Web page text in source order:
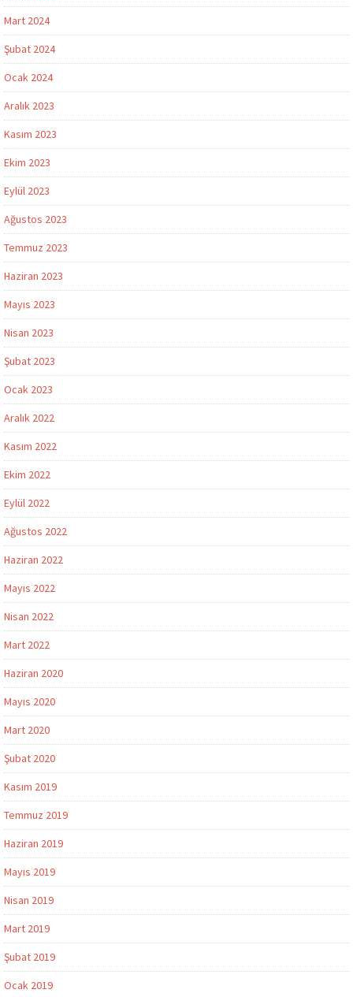
Mart 2024
Şubat 2024
Ocak 2024
Aralık 2023
Kasım 2023
Ekim 2023
Eylül 2023
Ağustos 2023
Temmuz 2023
Haziran 2023
Mayıs 2023
Nisan 2023
Şubat 2023
Ocak 2023
Aralık 2022
Kasım 2022
Ekim 2022
Eylül 2022
Ağustos 2022
Haziran 2022
Mayıs 2022
Nisan 2022
Mart 2022
Haziran 2020
Mayıs 2020
Mart 2020
Şubat 2020
Kasım 2019
Temmuz 2019
Haziran 2019
Mayıs 2019
Nisan 2019
Mart 2019
Şubat 2019
Ocak 2019